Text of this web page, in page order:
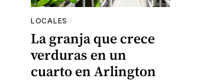
LOCALES
La granja que crece
verduras en un
cuarto en Arlington